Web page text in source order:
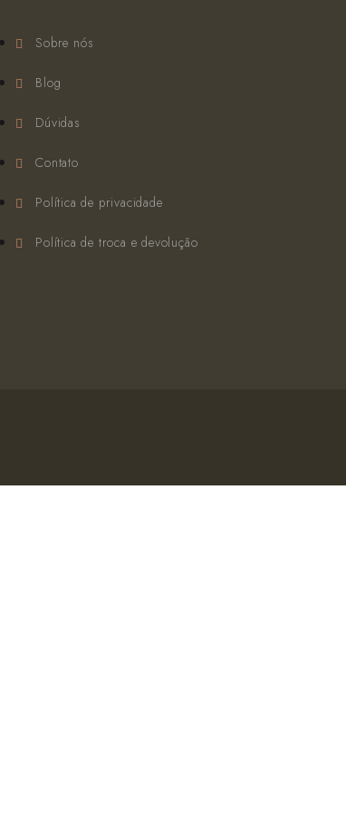
Sobre nós
Blog
Dúvidas
Contato
Política de privacidade
Política de troca e devolução